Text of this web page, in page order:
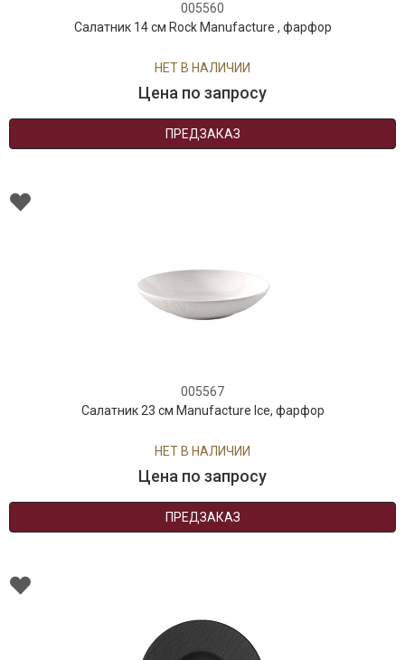
005560
Салатник 14 см Rock Manufacture , фарфор
НЕТ В НАЛИЧИИ
Цена по запросу
ПРЕДЗАКАЗ
005567
Салатник 23 см Manufacture Ice, фарфор
НЕТ В НАЛИЧИИ
Цена по запросу
ПРЕДЗАКАЗ